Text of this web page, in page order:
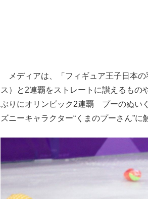
メディアは、「フィギュア王子日本
ス）と2連覇をストレートに讃えるも
ぶりにオリンピック2連覇 プーのぬい
ズニーキャラクター“くまのプーさん”に